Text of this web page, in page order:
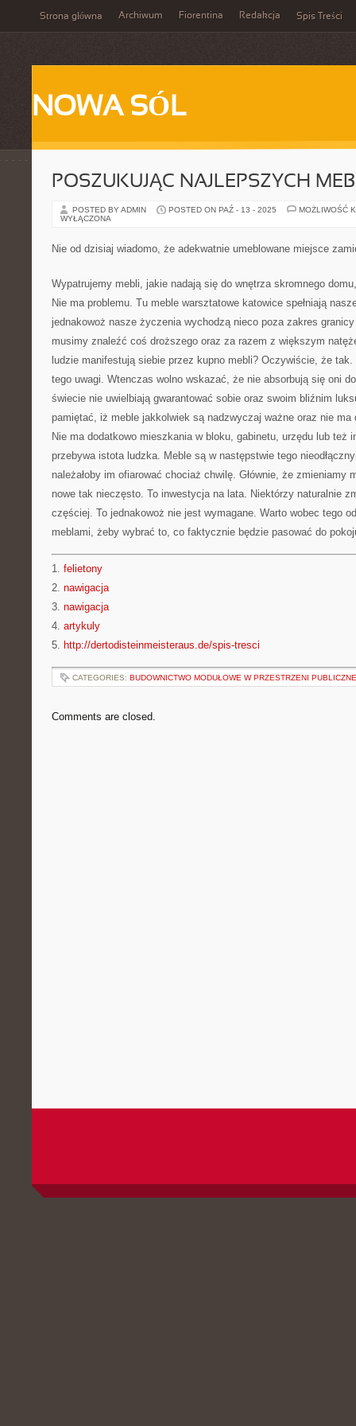
Strona główna Archiwum Fiorentina Redakcja Spis Treści
NOWA SÓL
POSZUKUJĄC NAJLEPSZYCH
POSTED BY ADMIN POSTED ON PAŹ - 13 - 2025
MOŻLIWOŚĆ
WYŁĄCZONA
Nie od dzisiaj wiadomo, że adekwatnie umeblowane miejsce
Wypatrujemy mebli, jakie nadają się do wnętrza skromnego
Nie ma problemu. Tu meble warsztatowe katowice spełniają
jednakowoż nasze życzenia wychodzą nieco poza zakres
musimy znaleźć coś droższego oraz za razem z większym
ludzie manifestują siebie przez kupno mebli? Oczywiście, że tak.
tego uwagi. Wtenczas wolno wskazać, że nie absorbują się oni
świecie nie uwielbiają gwarantować sobie oraz swoim bliźnim
pamiętać, iż meble jakkolwiek są nadzwyczaj ważne oraz nie ma
Nie ma dodatkowo mieszkania w bloku, gabinetu, urzędu lub też
przebywa istota ludzka. Meble są w następstwie tego
należałoby im ofiarować chociaż chwilę. Głównie, że zmieniamy
nowe tak nieczęsto. To inwestycja na lata. Niektórzy naturalnie
częściej. To jednakowoż nie jest wymagane. Warto wobec tego
meblami, żeby wybrać to, co faktycznie będzie pasować do
1. felietony
2. nawigacja
3. nawigacja
4. artykuly
5. http://dertodisteinmeisteraus.de/spis-tresci
CATEGORIES: BUDOWNICTWO MODUŁOWE W PRZESTRZENI
Comments are closed.